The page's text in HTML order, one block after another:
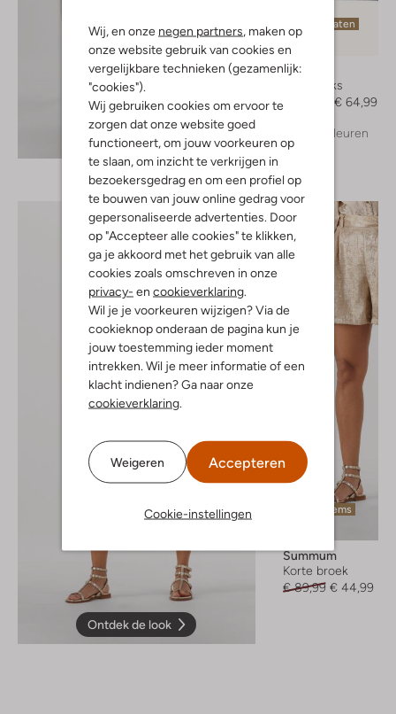
Wij, en onze negen partners, maken op
onze website gebruik van cookies en
vergelijkbare technieken (gezamenlijk:
"cookies").
Wij gebruiken cookies om ervoor te
zorgen dat onze website goed
functioneert, om jouw voorkeuren op
te slaan, om inzicht te verkrijgen in
bezoekersgedrag en om een profiel op
te bouwen van jouw online gedrag voor
gepersonaliseerde advertenties. Door
op "Accepteer alle cookies" te klikken,
ga je akkoord met het gebruik van alle
cookies zoals omschreven in onze
privacy- en cookieverklaring.
Wil je je voorkeuren wijzigen? Via de
cookieknop onderaan de pagina kun je
jouw toestemming ieder moment
intrekken. Wil je meer informatie of een
klacht indienen? Ga naar onze
cookieverklaring.
Weigeren Accepteren
Cookie-instellingen
Ontdek de look
Laatste maten
Unisa
Slingbacks
€ 129,99
€ 64,99
+ meer kleuren
Ontdek de look
Laatste items
Summum
Korte broek
€ 89,99 € 44,99